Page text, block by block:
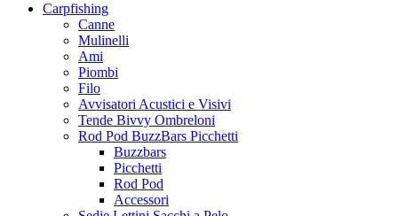
Carpfishing
Canne
Mulinelli
Ami
Piombi
Filo
Avvisatori Acustici e Visivi
Tende Bivvy Ombreloni
Rod Pod BuzzBars Picchetti
Buzzbars
Picchetti
Rod Pod
Accessori